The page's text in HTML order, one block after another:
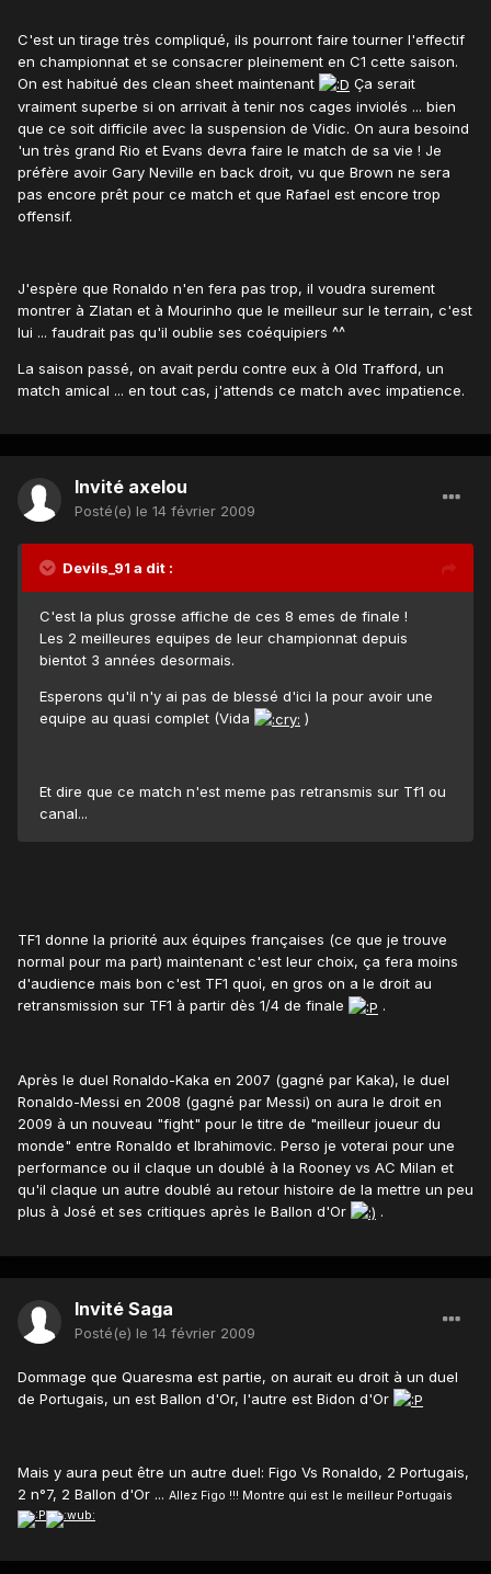
C'est un tirage très compliqué, ils pourront faire tourner l'effectif
en championnat et se consacrer pleinement en C1 cette saison.
On est habitué des clean sheet maintenant
Ça serait
vraiment superbe si on arrivait à tenir nos cages inviolés ... bien
que ce soit difficile avec la suspension de Vidic. On aura besoind
'un très grand Rio et Evans devra faire le match de sa vie ! Je
préfère avoir Gary Neville en back droit, vu que Brown ne sera
pas encore prêt pour ce match et que Rafael est encore trop
offensif.
J'espère que Ronaldo n'en fera pas trop, il voudra surement
montrer à Zlatan et à Mourinho que le meilleur sur le terrain, c'est
lui ... faudrait pas qu'il oublie ses coéquipiers ^^
La saison passé, on avait perdu contre eux à Old Trafford, un
match amical ... en tout cas, j'attends ce match avec impatience.
Invité axelou
Posté(e) le 14 février 2009
Devils_91 a dit :
C'est la plus grosse affiche de ces 8 emes de finale !
Les 2 meilleures equipes de leur championnat depuis
bientot 3 années desormais.
Esperons qu'il n'y ai pas de blessé d'ici la pour avoir une
equipe au quasi complet (Vida
)
Et dire que ce match n'est meme pas retransmis sur Tf1 ou
canal...
TF1 donne la priorité aux équipes françaises (ce que je trouve
normal pour ma part) maintenant c'est leur choix, ça fera moins
d'audience mais bon c'est TF1 quoi, en gros on a le droit au
retransmission sur TF1 à partir dès 1/4 de finale
.
Après le duel Ronaldo-Kaka en 2007 (gagné par Kaka), le duel
Ronaldo-Messi en 2008 (gagné par Messi) on aura le droit en
2009 à un nouveau "fight" pour le titre de "meilleur joueur du
monde" entre Ronaldo et Ibrahimovic. Perso je voterai pour une
performance ou il claque un doublé à la Rooney vs AC Milan et
qu'il claque un autre doublé au retour histoire de la mettre un peu
plus à José et ses critiques après le Ballon d'Or
.
Invité Saga
Posté(e) le 14 février 2009
Dommage que Quaresma est partie, on aurait eu droit à un duel
de Portugais, un est Ballon d'Or, l'autre est Bidon d'Or
Mais y aura peut être un autre duel: Figo Vs Ronaldo, 2 Portugais,
2 n°7, 2 Ballon d'Or ... Allez Figo !!! Montre qui est le meilleur Portugais